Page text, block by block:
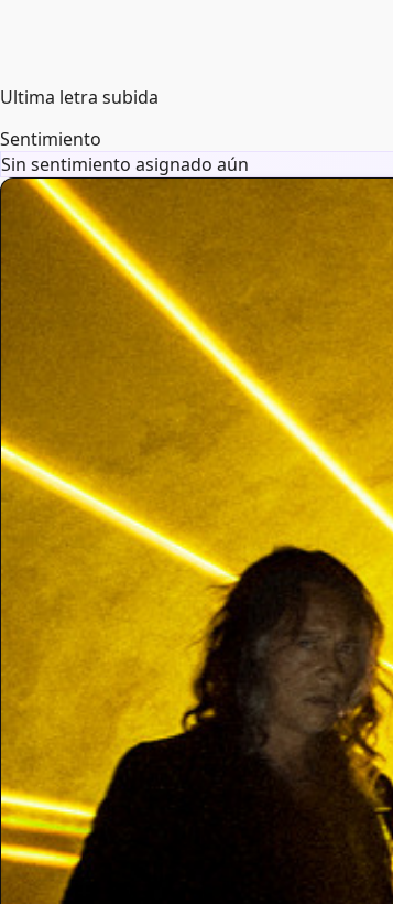
Ultima letra subida
Sentimiento
Sin sentimiento asignado aún